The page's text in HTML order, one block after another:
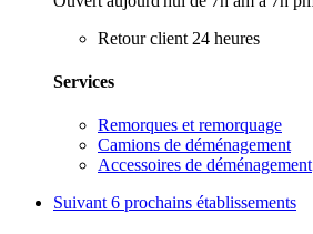
Retour client 24 heures
Services
Remorques et remorquage
Camions de déménagement
Accessoires de déménagement
Suivant 6 prochains établissements